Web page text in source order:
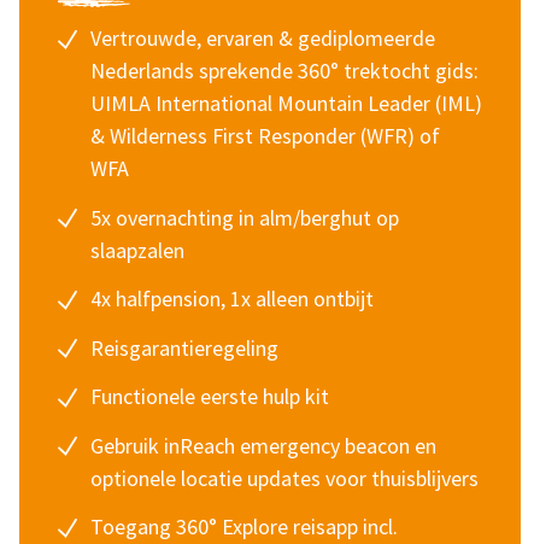
Vertrouwde, ervaren & gediplomeerde
Nederlands sprekende 360° trektocht gids:
UIMLA International Mountain Leader (IML)
& Wilderness First Responder (WFR) of
WFA
5x overnachting in alm/berghut op
slaapzalen
4x halfpension, 1x alleen ontbijt
Reisgarantieregeling
Functionele eerste hulp kit
Gebruik inReach emergency beacon en
optionele locatie updates voor thuisblijvers
Toegang 360° Explore reisapp incl.